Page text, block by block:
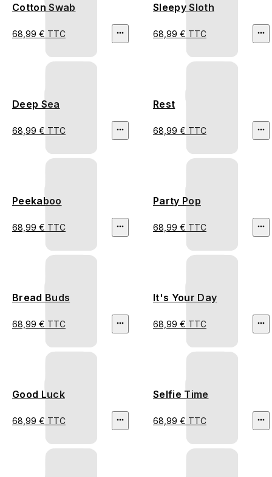
Cotton Swab
68,99 € TTC
Sleepy Sloth
68,99 € TTC
Deep Sea
68,99 € TTC
Rest
68,99 € TTC
Peekaboo
68,99 € TTC
Party Pop
68,99 € TTC
Bread Buds
68,99 € TTC
It's Your Day
68,99 € TTC
Good Luck
68,99 € TTC
Selfie Time
68,99 € TTC